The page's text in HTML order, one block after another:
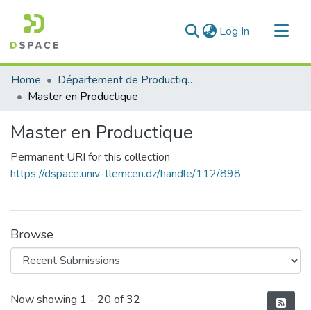
Log In (current)
Communities & Collections
All of DSpace
Home
Département de Productique
Master en Productique
Master en Productique
Permanent URI for this collection
https://dspace.univ-tlemcen.dz/handle/112/898
Browse
Recent Submissions
Now showing 1 - 20 of 32